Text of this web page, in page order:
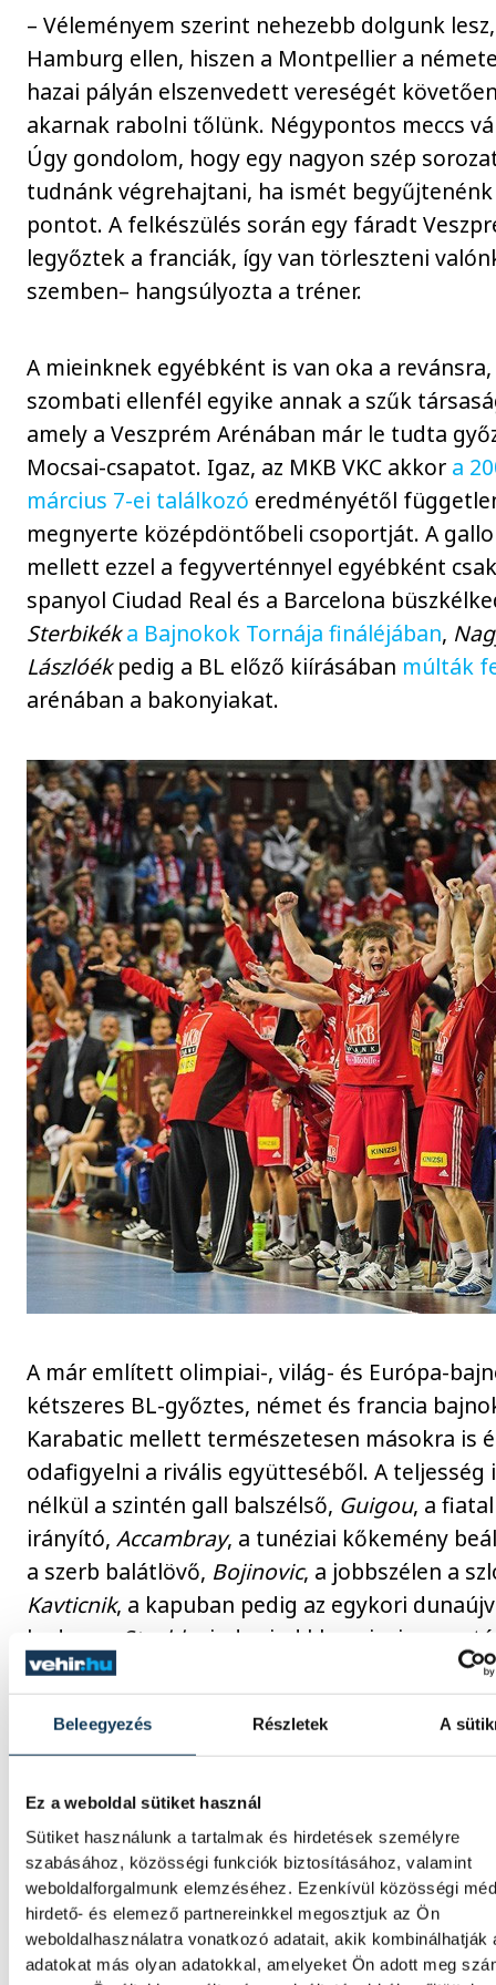
Beleegyezés Részletek A
Ez a weboldal sütiket használ
Sütiket használunk a tartalmak és hirdetések személyre
szabásához, közösségi funkciók biztosításához, valamint
weboldalforgalmunk elemzéséhez. Ezenkívül közösségi
hirdető- és elemező partnereinkkel megosztjuk az Ön
weboldalhasználatra vonatkozó adatait, akik kombinálhatják
adatokat más olyan adatokkal, amelyeket Ön adott meg
– Véleményem szerint nehezebb dolgunk
Hamburg ellen, hiszen a Montpellier a
hazai pályán elszenvedett vereségét
akarnak rabolni tőlünk. Négypontos meccs
Úgy gondolom, hogy egy nagyon szép
tudnánk végrehajtani, ha ismét
pontot. A felkészülés során egy fáradt
legyőztek a franciák, így van törleszteni
szemben– hangsúlyozta a tréner.
A mieinknek egyébként is van oka a
szombati ellenfél egyike annak a szűk
amely a Veszprém Arénában már le tudta
Mocsai-csapatot. Igaz, az MKB VKC akkor a
március 7-ei találkozó eredményétől
megnyerte középdöntőbeli csoportját. A
mellett ezzel a fegyverténnyel egyébként
spanyol Ciudad Real és a Barcelona
Sterbikéka Bajnokok Tornája fináléjában,
Lászlóékpedig a BL előző kiírásában múlták
arénában a bakonyiakat.
A már említett olimpiai-, világ- és Európa-
kétszeres BL-győztes, német és francia
Karabatic mellett természetesen másokra is
odafigyelni a rivális együtteséből. A teljesség
nélkül a szintén gall balszélső, Guigou, a fiatal
irányító,Accambray, a tunéziai kőkemény
a szerb balátlövő, Bojinovic, a jobbszélen a
Kavticnik, a kapuban pedig az egykori
kedvenc,
Stochl
mind-mind klasszisai a
Utóbbi egyébként rövid ideig a „bankosok”
alkalmazásában is ált, igaz tétmeccsen nem
1. MKB Veszprém KC 2 2 0 0 (68-57) 4 p
2. Kolding 2 2 0 0 (69-59) 4 p
3. Montpellier 2 1 0 1 (59-51) 2 p
4. Hamburg 2 1 0 1 (60-59) 2 p